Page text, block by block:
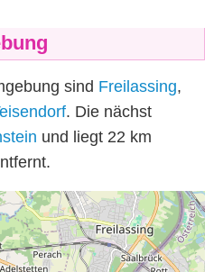
sind Freilassing,
. Die nächst
und liegt 22 km